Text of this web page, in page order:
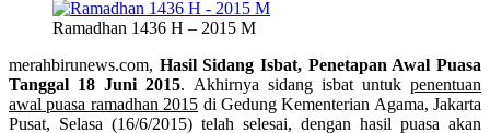
Ramadhan 1436 H – 2015 M
merahbirunews.com, Hasil Sidang Isbat, Penetapan Awal Puasa
Tanggal 18 Juni 2015. Akhirnya sidang isbat untuk penentuan
awal puasa ramadhan 2015 di Gedung Kementerian Agama, Jakarta
Pusat, Selasa (16/6/2015) telah selesai, dengan hasil puasa akan